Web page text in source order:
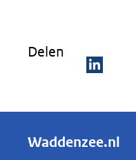
Delen
e
e
Waddenzee.nl